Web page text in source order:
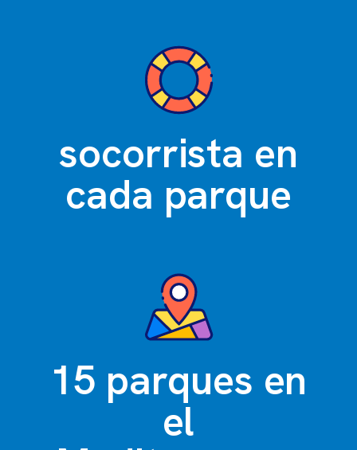
socorrista en
cada parque
15 parques en
el